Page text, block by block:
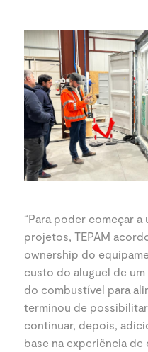
“Para poder começar
projetos, TEPAM
ownership do
custo do aluguel de
do combustível para
terminou de
continuar, depois,
base na experiência de